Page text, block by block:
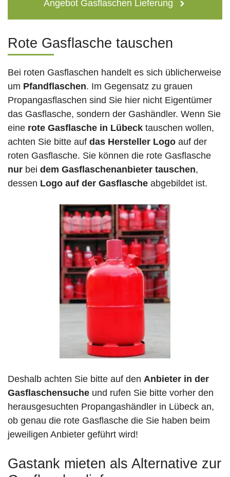
Angebot Gasflaschen Lieferung
Rote Gasflasche tauschen
Bei roten Gasflaschen handelt es sich üblicherweise
um Pfandflaschen. Im Gegensatz zu grauen
Propangasflaschen sind Sie hier nicht Eigentümer
das Gasflasche, sondern der Gashändler. Wenn Sie
eine rote Gasflasche in Lübeck tauschen wollen,
achten Sie bitte auf das Hersteller Logo auf der
roten Gasflasche. Sie können die rote Gasflasche
nur bei dem Gasflaschenanbieter tauschen,
dessen Logo auf der Gasflasche abgebildet ist.
Deshalb achten Sie bitte auf den Anbieter in der
Gasflaschensuche und rufen Sie bitte vorher den
herausgesuchten Propangashändler in Lübeck an,
ob genau die rote Gasflasche die Sie haben beim
jeweiligen Anbieter geführt wird!
Gastank mieten als Alternative zur